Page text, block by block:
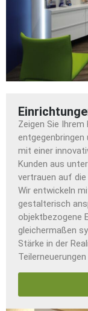
Zeigen Sie
entgegenbringen
mit einer
Kunden aus
vertrauen auf die
Wir entwickeln
gestalterisch
objektbezogene
gleichermaßen
Stärke in der